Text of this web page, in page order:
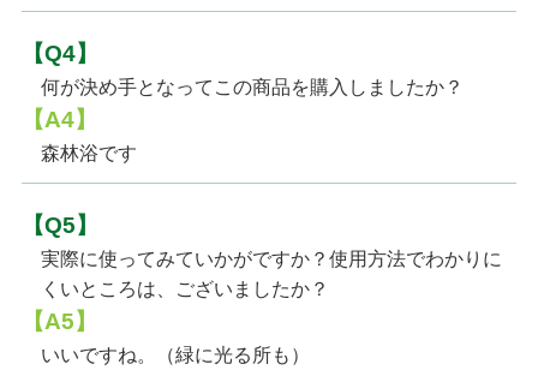
【Q4】
何が決め手となってこの商品を購入しましたか？
【A4】
森林浴です
【Q5】
実際に使ってみていかがですか？使用方法でわかりに
くいところは、ございましたか？
【A5】
いいですね。（緑に光る所も）